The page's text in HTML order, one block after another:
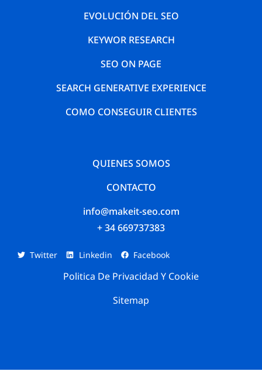
EVOLUCIÓN DEL SEO
KEYWOR RESEARCH
SEO ON PAGE
SEARCH GENERATIVE EXPERIENCE
COMO CONSEGUIR CLIENTES
QUIENES SOMOS
CONTACTO
info@makeit-seo.com
+ 34 669737383
Twitter Linkedin Facebook
Politica De Privacidad Y Cookie
Sitemap